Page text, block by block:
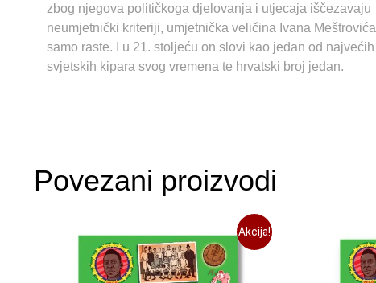
zbog njegova političkoga djelovanja i utjecaja iščezavaju
neumjetnički kriteriji, umjetnička veličina Ivana Meštrovića
samo raste. I u 21. stoljeću on slovi kao jedan od najvećih
svjetskih kipara svog vremena te hrvatski broj jedan.
Povezani proizvodi
Akcija!